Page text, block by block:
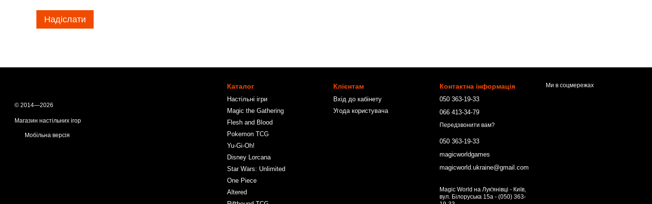
Надіслати
© 2014—2026
Магазин настільних ігор
Мобільна версія
Каталог
Настільні ігри
Magic the Gathering
Flesh and Blood
Pokemon TCG
Yu-Gi-Oh!
Disney Lorcana
Star Wars: Unlimited
One Piece
Altered
Клієнтам
Вхід до кабінету
Угода користувача
Контактна інформація
050 363-19-33
066 413-34-79
Передзвонити вам?
050 363-19-33
magicworldgames
magicworld.ukraine@gmail.com
Magic World на Лук'янівці - Київ,
вул. Білоруська 15а - (050) 363-
Ми в соцмережах